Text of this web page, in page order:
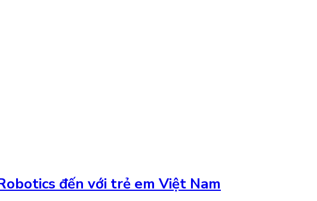
đến với trẻ em Việt Nam